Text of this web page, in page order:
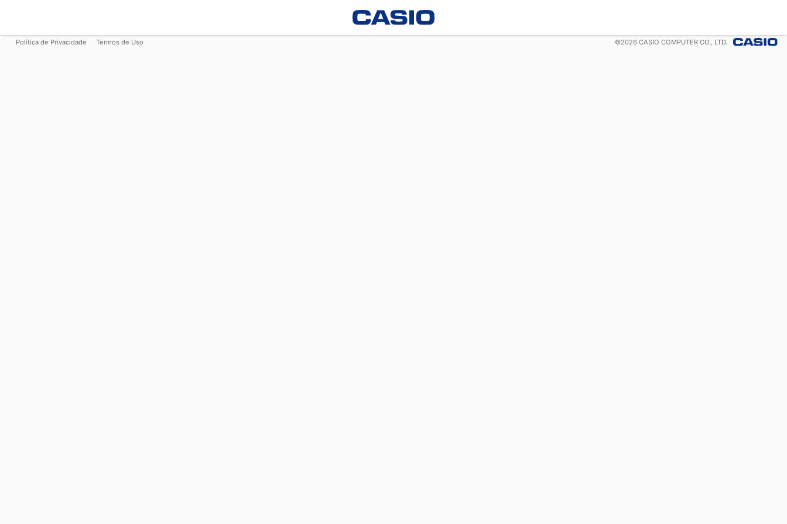
Política de Privacidade Termos de Uso ©2026 CASIO COMPUTER CO., LTD.